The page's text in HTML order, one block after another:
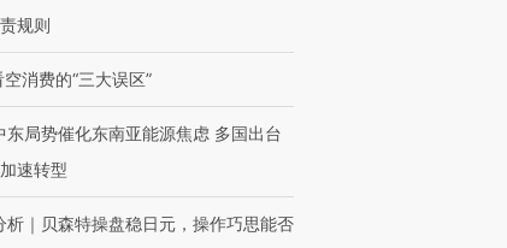
规则
空消费的“三大误区”
东局势催化东南亚能源焦虑 多国出台
速转型
析｜贝森特操盘稳日元，操作巧思能否